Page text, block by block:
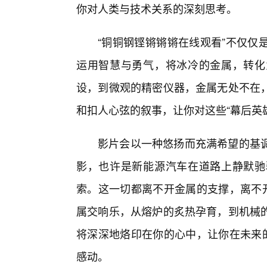
你对人类与技术关系的深刻思考。
“铜铜钢铿锵锵锵在线观看”不仅
运用智慧与勇气，将冰冷的金属，转
设，到微观的精密仪器，金属无处不
和扣人心弦的叙事，让你对这些“幕后英
影片会以一种悠扬而充满希望的
影，也许是新能源汽车在道路上静默
索。这一切都离不开金属的支撑，离
属交响乐，从熔炉的炙热孕育，到机
将深深地烙印在你的心中，让你在未
感动。